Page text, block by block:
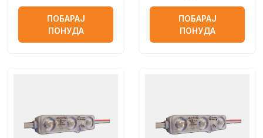
ПОБАРАЈ
ПОНУДА
оптички објектив
ПОБАРАЈ
ПОНУДА